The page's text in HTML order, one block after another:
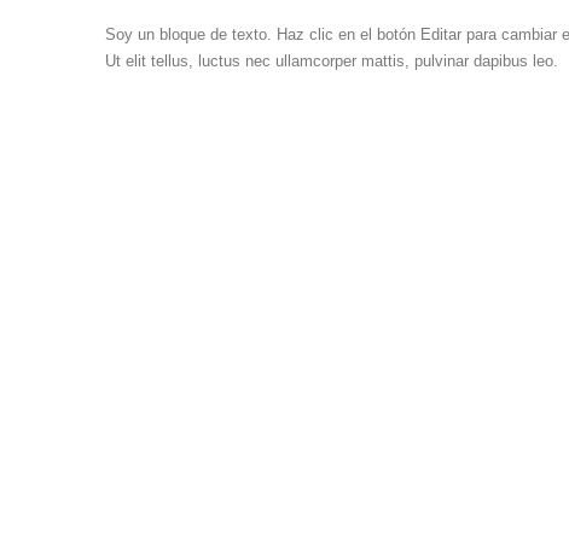
Soy un bloque de texto. Haz clic en el botón Editar para
Ut elit tellus, luctus nec ullamcorper mattis, pulvinar dapibus leo.